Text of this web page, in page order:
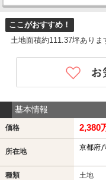
ここがおすすめ！
土地面積約111.37坪ありま
基本情報
価格 2,380
所在地 京都府
種類 土地